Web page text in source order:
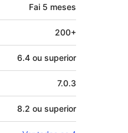
Fai 5 meses
200+
6.4 ou superior
7.0.3
8.2 ou superior